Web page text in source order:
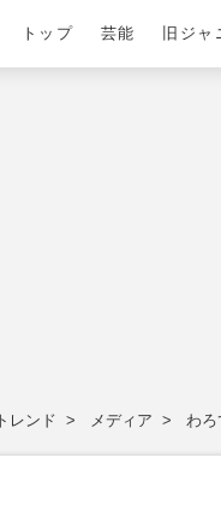
トップ 芸能 旧ジャ
トレンド メディア わろ